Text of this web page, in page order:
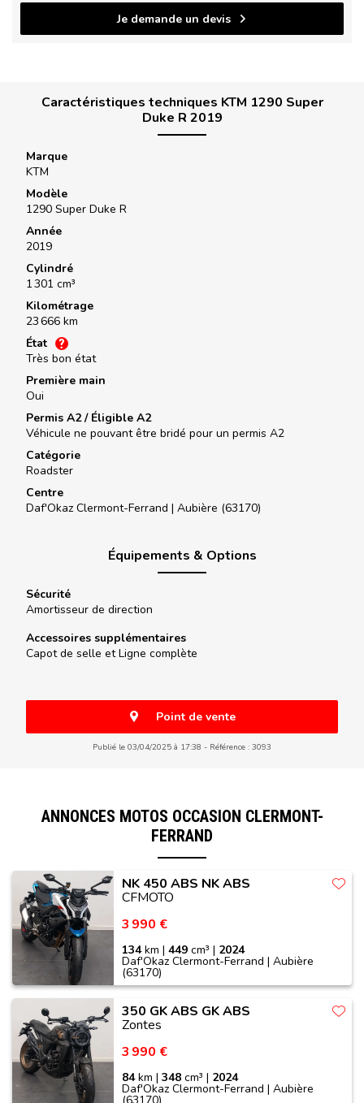
Je demande un devis
Caractéristiques techniques KTM 1290 Super
Duke R 2019
Marque
KTM
Modèle
1290 Super Duke R
Année
2019
Cylindré
1 301 cm³
Kilométrage
23 666 km
État
Très bon état
Première main
Oui
Permis A2 / Éligible A2
Véhicule ne pouvant être bridé pour un permis A2
Catégorie
Roadster
Centre
Daf'Okaz Clermont-Ferrand | Aubière (63170)
Équipements & Options
Sécurité
Amortisseur de direction
Accessoires supplémentaires
Capot de selle et Ligne complète
Point de vente
Publié le 03/04/2025 à 17:38 Référence : 3093
ANNONCES MOTOS OCCASION CLERMONT-
FERRAND
NK 450 ABS NK ABS
CFMOTO
3 990 €
134km |449 cm³ | 2024
Daf'Okaz Clermont-Ferrand | Aubière
(63170)
350 GK ABS GK ABS
Zontes
3 990 €
84km |348 cm³ | 2024
Daf'Okaz Clermont-Ferrand | Aubière